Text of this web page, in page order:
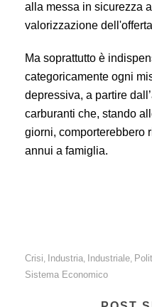
alla messa in sicurezza
valorizzazione
Ma soprattutto è
categoricamente ogni
depressiva, a partire
carburanti che, stando
giorni, comporterebbero
annui a famiglia.
Crisi, Industria, Industriale,
Sistema Economico